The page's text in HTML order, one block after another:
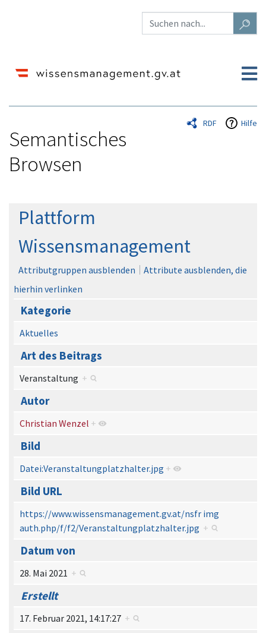
RDF Hilfe
Semantisches
Browsen
Wechseln zu:Navigation
Plattform
Wissensmanagement
Attributgruppen ausblenden
Attribute ausblenden, die
hierhin verlinken
Kategorie
Aktuelles
Art des Beitrags
Veranstaltung +
Autor
Christian Wenzel +
Bild
Datei:Veranstaltungplatzhalter.jpg +
Bild URL
https://www.wissensmanagement.gv.at/nsfr img
auth.php/f/f2/Veranstaltungplatzhalter.jpg +
Datum von
28. Mai 2021 +
Erstellt
17. Februar 2021, 14:17:27 +